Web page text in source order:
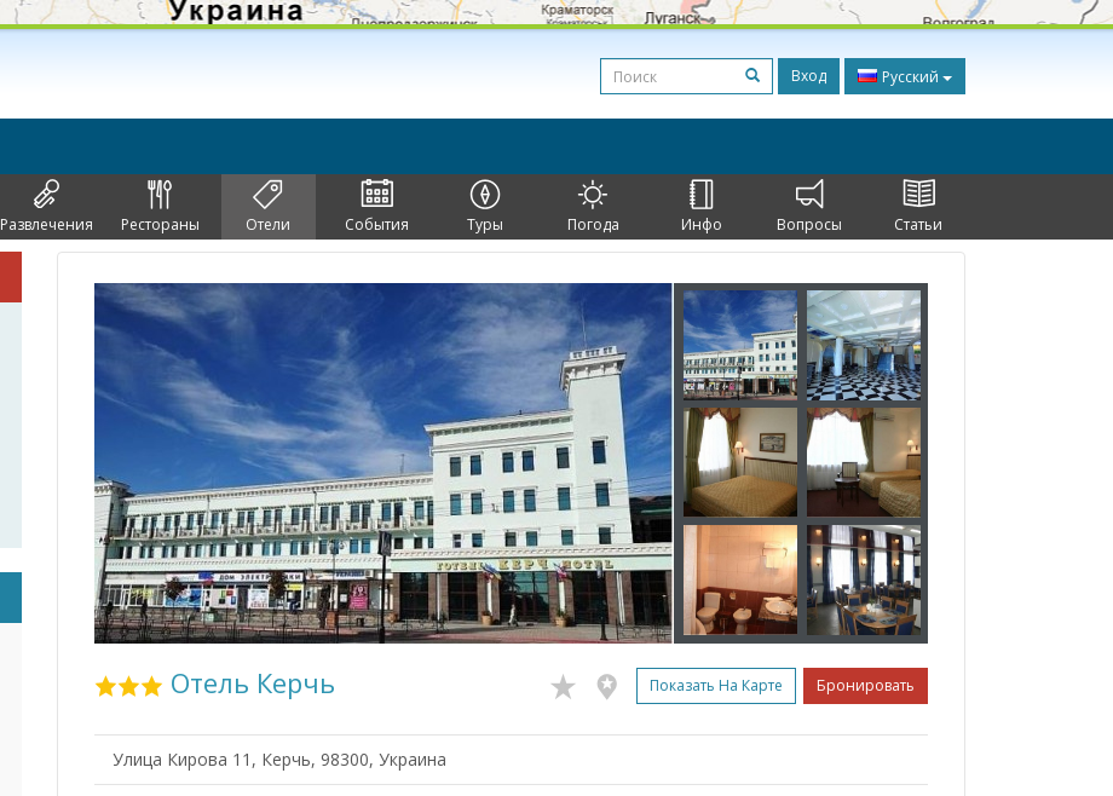
Вход Русский
Развлечения Рестораны Отели События Туры Погода Инфо Вопросы Статьи
Отель Керчь Показать На Карте Бронировать
Улица Кирова 11, Керчь, 98300, Украина